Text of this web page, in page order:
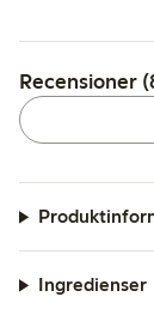
Recensioner
Ingredienser